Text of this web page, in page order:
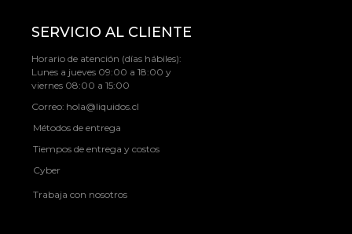
SERVICIO AL CLIENTE
Horario de atención (días hábiles):
Lunes a jueves 09:00 a 18:00 y
viernes 08:00 a 15:00
Correo: hola@liquidos.cl
Métodos de entrega
Tiempos de entrega y costos
Cyber
Trabaja con nosotros